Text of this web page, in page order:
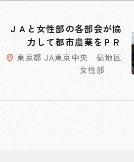
ＪＡと女性部の各部会が協
力して都市農業をＰＲ
東京都 JA東京中央 砧地区
女性部